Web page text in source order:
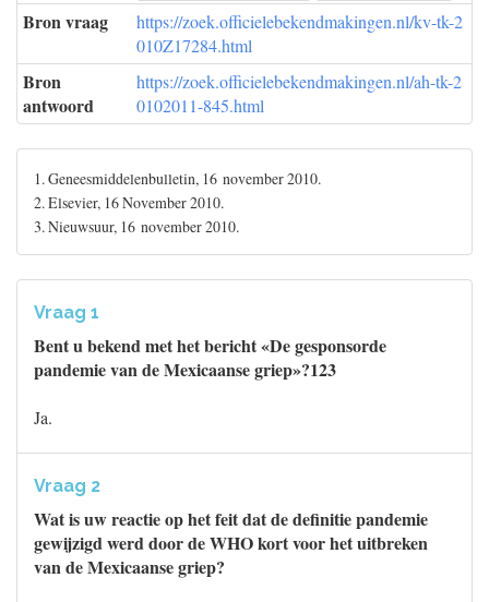
Bron vraag
https://zoek.officielebekendmakingen.nl/kv-tk-2
010Z17284.html
Bron
antwoord
https://zoek.officielebekendmakingen.nl/ah-tk-2
0102011-845.html
1. Geneesmiddelenbulletin, 16 november 2010.
2. Elsevier, 16 November 2010.
3. Nieuwsuur, 16 november 2010.
Vraag 1
Bent u bekend met het bericht «De gesponsorde
pandemie van de Mexicaanse griep»?123
Ja.
Vraag 2
Wat is uw reactie op het feit dat de definitie pandemie
gewijzigd werd door de WHO kort voor het uitbreken
van de Mexicaanse griep?